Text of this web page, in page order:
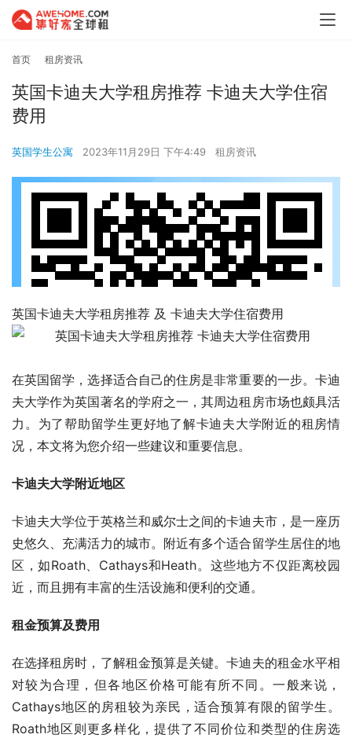
首页 租房资讯
英国卡迪夫大学租房推荐 卡迪夫大学住宿
费用
英国学生公寓 2023年11月29日 下午4:49 租房资讯
英国卡迪夫大学租房推荐 及 卡迪夫大学住宿费用
在英国留学，选择适合自己的住房是非常重要的一步。卡迪
夫大学作为英国著名的学府之一，其周边租房市场也颇具活
力。为了帮助留学生更好地了解卡迪夫大学附近的租房情
况，本文将为您介绍一些建议和重要信息。
卡迪夫大学附近地区
卡迪夫大学位于英格兰和威尔士之间的卡迪夫市，是一座历
史悠久、充满活力的城市。附近有多个适合留学生居住的地
区，如Roath、Cathays和Heath。这些地方不仅距离校园
近，而且拥有丰富的生活设施和便利的交通。
租金预算及费用
在选择租房时，了解租金预算是关键。卡迪夫的租金水平相
对较为合理，但各地区价格可能有所不同。一般来说，
Cathays地区的房租较为亲民，适合预算有限的留学生。
Roath地区则更多样化，提供了不同价位和类型的住房选